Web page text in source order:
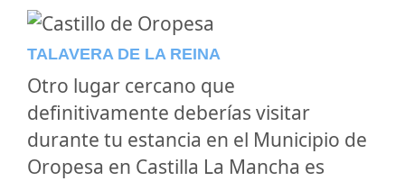
TALAVERA DE LA REINA
Otro lugar cercano que
definitivamente deberías visitar
durante tu estancia en el Municipio de
Oropesa en Castilla La Mancha es